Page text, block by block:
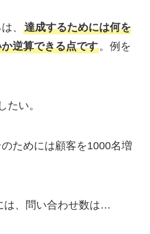
、 達成するためには何を
逆算できる点です。例を
たい。
ためには顧客を1000名増
は、問い合わせ数は…